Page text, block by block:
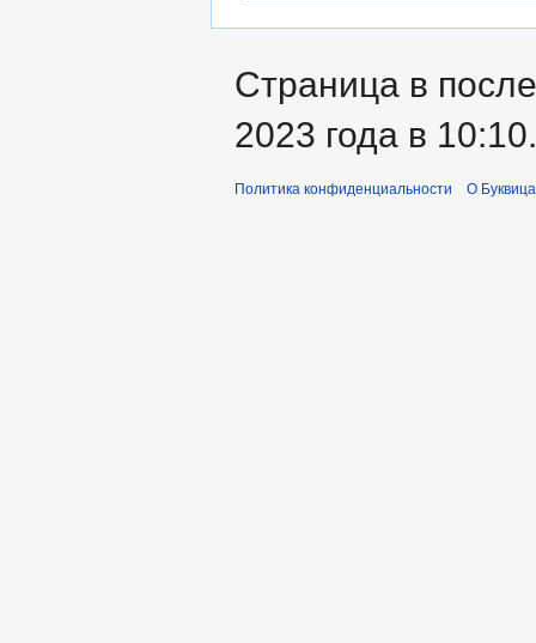
Страница в
2023 года в 10:10.
Политика конфиденциальности О Буквица